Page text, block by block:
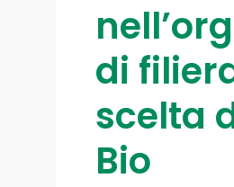
di
scelta
Bio